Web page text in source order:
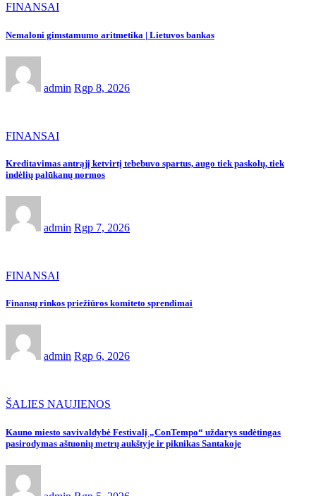
FINANSAI
Nemaloni gimstamumo aritmetika | Lietuvos bankas
admin Rgp 8, 2026
FINANSAI
Kreditavimas antrąjį ketvirtį tebebuvo spartus, augo tiek paskolų, tiek
indėlių palūkanų normos
admin Rgp 7, 2026
FINANSAI
Finansų rinkos priežiūros komiteto sprendimai
admin Rgp 6, 2026
ŠALIES NAUJIENOS
Kauno miesto savivaldybė Festivalį „ConTempo“ uždarys sudėtingas
pasirodymas aštuonių metrų aukštyje ir piknikas Santakoje